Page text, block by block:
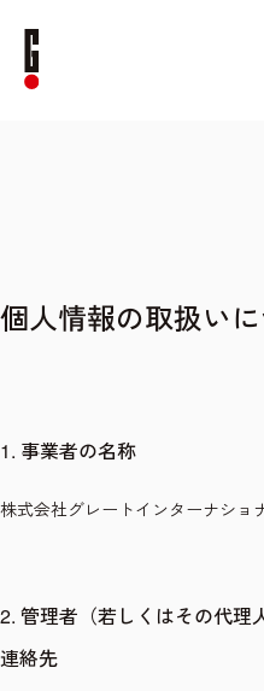
個人情報の取扱い
1. 事業者の名称
株式会社グレートインターナショ
2. 管理者（若しくはその代理
連絡先